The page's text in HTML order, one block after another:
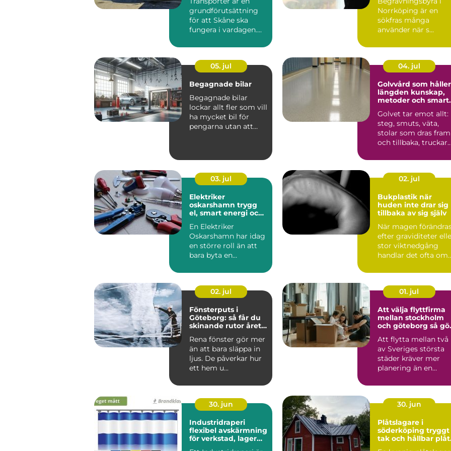
grundförutsättning
för att Skåne ska
fungera i vardagen....
Norrköping är en
sökfras många
använder när s...
05. jul
Begagnade bilar
Begagnade bilar
lockar allt fler som vill
ha mycket bil för
pengarna utan att
04. jul
Golvvård som
längden kunskap,
metoder och
Golvet tar emot allt:
steg, smuts, väta,
stolar som dras fram
och tillbaka, truckar
03. jul
Elektriker
oskarshamn trygg
el, smart energi och
En Elektriker
Oskarshamn har idag
en större roll än att
bara byta en
sätta upp en...
02. jul
Bukplastik när
huden inte drar sig
tillbaka av sig själv
När magen
efter graviditeter
stor viktnedgång
handlar det ofta om
02. jul
Fönsterputs i
Göteborg: så får du
skinande rutor året
Rena fönster gör mer
än att bara släppa in
ljus. De påverkar hur
ett hem u...
01. jul
Att välja flyttfirma
mellan stockholm
och göteborg så gör
smart flytt
Att flytta mellan två
av Sveriges största
städer kräver mer
planering än en
hörnet...
30. jun
Industridraperi
flexibel avskärmning
för verkstad, lager
30. jun
Plåtslagare i
söderköping tryggt
tak och hållbar plåt